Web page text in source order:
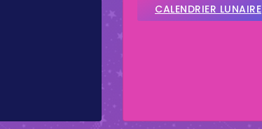
CALENDRIER LUNAIRE